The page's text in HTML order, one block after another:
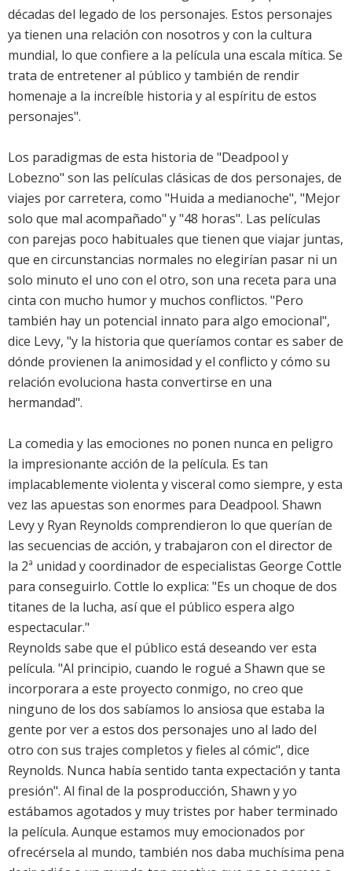
décadas del legado de los personajes. Estos personajes
ya tienen una relación con nosotros y con la cultura
mundial, lo que confiere a la película una escala mítica. Se
trata de entretener al público y también de rendir
homenaje a la increíble historia y al espíritu de estos
personajes".
Los paradigmas de esta historia de "Deadpool y
Lobezno" son las películas clásicas de dos personajes, de
viajes por carretera, como "Huida a medianoche", "Mejor
solo que mal acompañado" y "48 horas". Las películas
con parejas poco habituales que tienen que viajar juntas,
que en circunstancias normales no elegirían pasar ni un
solo minuto el uno con el otro, son una receta para una
cinta con mucho humor y muchos conflictos. "Pero
también hay un potencial innato para algo emocional",
dice Levy, "y la historia que queríamos contar es saber de
dónde provienen la animosidad y el conflicto y cómo su
relación evoluciona hasta convertirse en una
hermandad".
La comedia y las emociones no ponen nunca en peligro
la impresionante acción de la película. Es tan
implacablemente violenta y visceral como siempre, y esta
vez las apuestas son enormes para Deadpool. Shawn
Levy y Ryan Reynolds comprendieron lo que querían de
las secuencias de acción, y trabajaron con el director de
la 2ª unidad y coordinador de especialistas George Cottle
para conseguirlo. Cottle lo explica: "Es un choque de dos
titanes de la lucha, así que el público espera algo
espectacular."
Reynolds sabe que el público está deseando ver esta
película. "Al principio, cuando le rogué a Shawn que se
incorporara a este proyecto conmigo, no creo que
ninguno de los dos sabíamos lo ansiosa que estaba la
gente por ver a estos dos personajes uno al lado del
otro con sus trajes completos y fieles al cómic", dice
Reynolds. Nunca había sentido tanta expectación y tanta
presión". Al final de la posproducción, Shawn y yo
estábamos agotados y muy tristes por haber terminado
la película. Aunque estamos muy emocionados por
ofrecérsela al mundo, también nos daba muchísima pena